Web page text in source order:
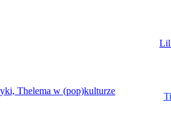
Thelema w (pop)kulturze